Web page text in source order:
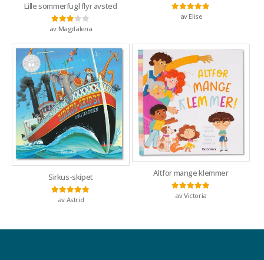
Lille sommerfugl flyr avsted
Vurdert3av 5
av Magdalena
Vurdert5
av Elise
Sirkus-skipet
Vurdert5
av Astrid
Altfor mange klemmer
Vurdert5av 5
av Victoria